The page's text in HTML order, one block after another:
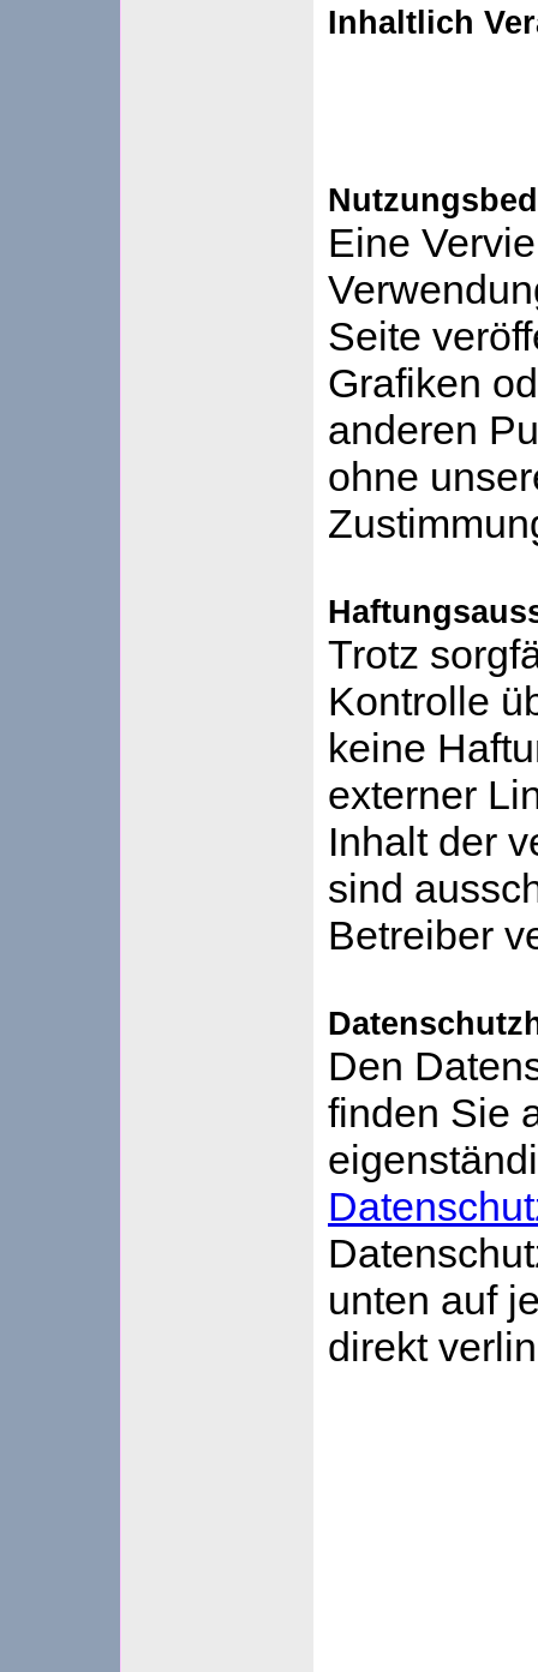
Inhaltlich
Eine
Seite
Grafiken
anderen
ohne
Trotz
Kontrolle
keine
externer
Inhalt der
sind
Betreiber
Den
finden Sie
unten auf
direkt